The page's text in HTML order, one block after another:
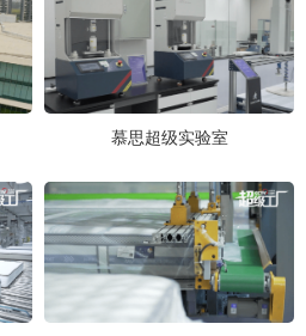
慕思超级实验室